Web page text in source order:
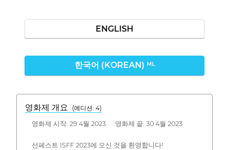
ENGLISH
한국어 (KOREAN) ML
영화제 개요 (에디션: 4)
영화제 시작: 29 4월 2023 영화제 끝: 30 4월 2023
선페스트 ISFF 2023에 오신 것을 환영합니다!